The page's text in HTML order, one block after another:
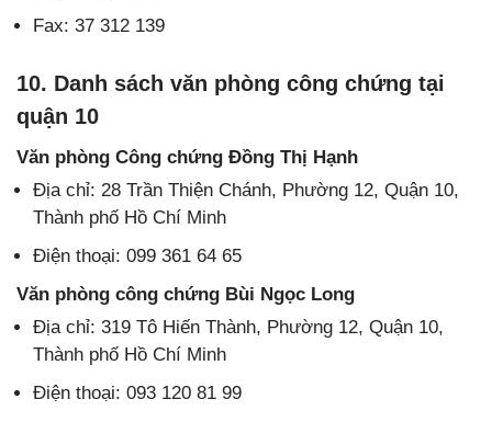
Fax: 37 312 139
10. Danh sách văn phòng công chứng tại
quận 10
Văn phòng Công chứng Đồng Thị Hạnh
Địa chỉ: 28 Trần Thiện Chánh, Phường 12, Quận 10,
Thành phố Hồ Chí Minh
Điện thoại: 099 361 64 65
Văn phòng công chứng Bùi Ngọc Long
Địa chỉ: 319 Tô Hiến Thành, Phường 12, Quận 10,
Thành phố Hồ Chí Minh
Điện thoại: 093 120 81 99